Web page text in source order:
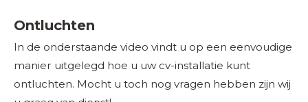
Ontluchten
In de onderstaande video vindt u op een eenvoudige
manier uitgelegd hoe u uw cv-installatie kunt
ontluchten. Mocht u toch nog vragen hebben zijn wij